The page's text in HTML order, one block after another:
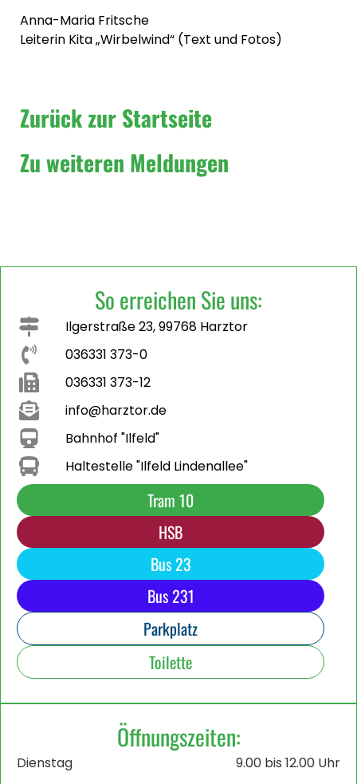
Anna-Maria Fritsche
Leiterin Kita „Wirbelwind“ (Text und Fotos)
Zurück zur Startseite
Zu weiteren Meldungen
So erreichen Sie uns:
Ilgerstraße 23, 99768 Harztor
036331 373-0
036331 373-12
info@harztor.de
Bahnhof "Ilfeld"
Haltestelle "Ilfeld Lindenallee"
Tram 10
HSB
Bus 23
Bus 231
Parkplatz
Toilette
Öffnungszeiten:
Dienstag
9.00 bis 12.00 Uhr